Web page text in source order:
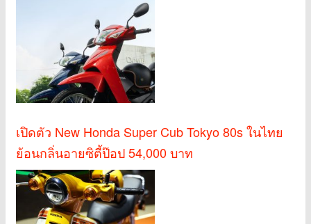
เปิดตัว New Honda Super Cub Tokyo 80s ในไทย
ย้อนกลิ่นอายซิตี้ป๊อป 54,000 บาท